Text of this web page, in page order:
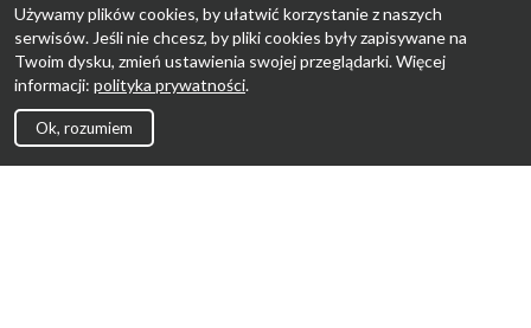
Używamy plików cookies, by ułatwić korzystanie z naszych
serwisów. Jeśli nie chcesz, by pliki cookies były zapisywane na
Twoim dysku, zmień ustawienia swojej przeglądarki. Więcej
informacji: polityka prywatności.
Ok, rozumiem